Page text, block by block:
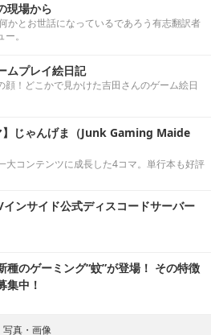
現場から
かとお世話になっているであろう有志翻訳者
。
ムプレイ絵日記
顔！どこかで見かけた吉田さんのゲーム絵日
】じゃんげま（Junk Gaming Maide
大コンテンツに成長した4コマ。単行本も好評
ンサイド公式ディスコードサーバー
種のゲーミング“蚊”が登場！ その特徴
集中！
写真・画像